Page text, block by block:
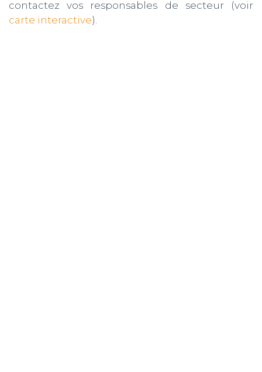
contactez vos responsables de secteur (voir
carte interactive).